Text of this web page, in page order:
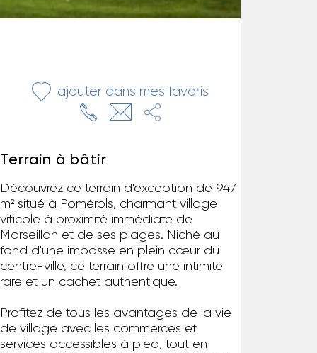
ajouter dans mes favoris
Terrain à bâtir
Découvrez ce terrain d'exception de 947
m² situé à Pomérols, charmant village
viticole à proximité immédiate de
Marseillan et de ses plages. Niché au
fond d'une impasse en plein cœur du
centre-ville, ce terrain offre une intimité
rare et un cachet authentique.
Profitez de tous les avantages de la vie
de village avec les commerces et
services accessibles à pied, tout en